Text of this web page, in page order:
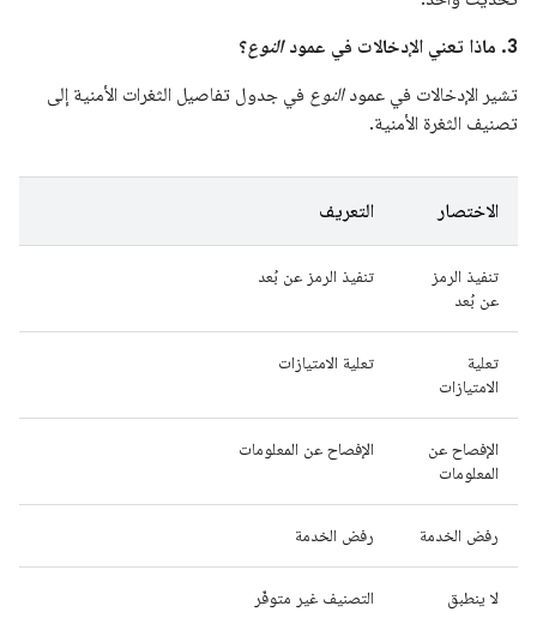
3. ماذا تعني الإدخالات في عمود
النوع؟
تشير الإدخالات في عمودالنوع في جدول تفاصيل الثغرات الأمنية إلى
تصنيف الثغرة الأمنية.
الاختصار التعريف
تنفيذ الرمز
عن بُعد
تنفيذ الرمز عن بُعد
تعلية
الامتيازات
تعلية الامتيازات
الإفصاح عن
المعلومات
الإفصاح عن المعلومات
رفض الخدمة رفض الخدمة
لا ينطبق التصنيف غير متوفّر